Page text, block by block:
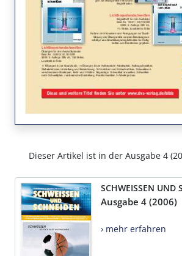
Dieser Artikel ist in der Ausgabe 4
SCHWEISSEN UND
Ausgabe 4 (2006)
› mehr erfahren